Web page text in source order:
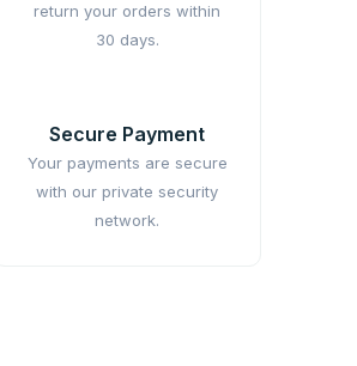
return your orders within
30 days.
Secure Payment
Your payments are secure
with our private security
network.